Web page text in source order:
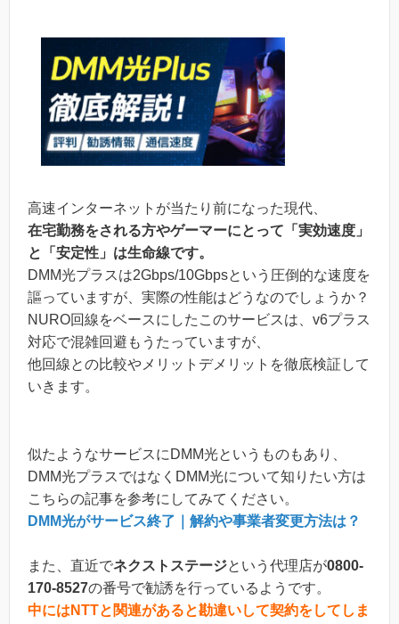
高速インターネットが当たり前になった現代、
在宅勤務をされる方やゲーマーにとって「実効速度」
と「安定性」は生命線です。
DMM光プラスは2Gbps/10Gbpsという圧倒的な速度を
謳っていますが、実際の性能はどうなのでしょうか？
NURO回線をベースにしたこのサービスは、v6プラス
対応で混雑回避もうたっていますが、
他回線との比較やメリットデメリットを徹底検証して
いきます。
似たようなサービスにDMM光というものもあり、
DMM光プラスではなくDMM光について知りたい方は
こちらの記事を参考にしてみてください。
DMM光がサービス終了｜解約や事業者変更方法は？
また、直近でネクストステージという代理店が0800-
170-8527の番号で勧誘を行っているようです。
中にはNTTと関連があると勘違いして契約をしてしま